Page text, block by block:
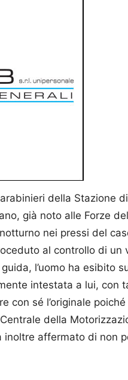
della Stazione di
già noto alle Forze
nei pressi del
al controllo di un
l’uomo ha esibito
intestata a lui, con
con sé l’originale
della
inoltre affermato di non